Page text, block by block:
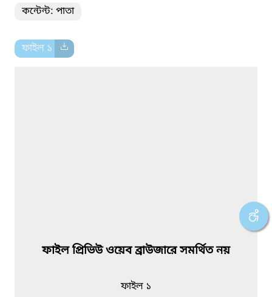
কন্টেন্ট: পাতা
ফাইল ১
ফাইল প্রিভিউ ওয়েব ব্রাউজারে সমর্থিত নয়
ফাইল ১